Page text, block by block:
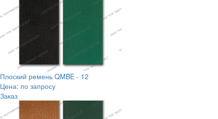
Плоский ремень QMBE - 12
Цена: по запросу
Заказ